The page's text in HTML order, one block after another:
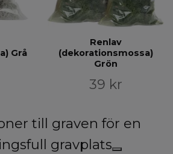
Grå
Renlav
(dekorationsmossa)
Grön
39 kr
till graven för en
gravplats